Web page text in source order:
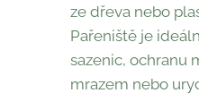
ze dřeva nebo
Pařeniště je
sazenic, ochranu
mrazem nebo